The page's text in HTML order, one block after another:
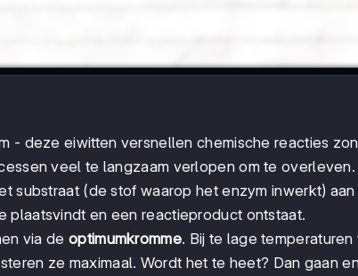
- deze eiwitten versnellen chemische reacties
veel te langzaam verlopen om te overleven.
substraat (de stof waarop het enzym inwerkt)
plaatsvindt en een reactieproduct ontstaat.
via de optimumkromme. Bij te lage
ze maximaal. Wordt het te heet? Dan gaan